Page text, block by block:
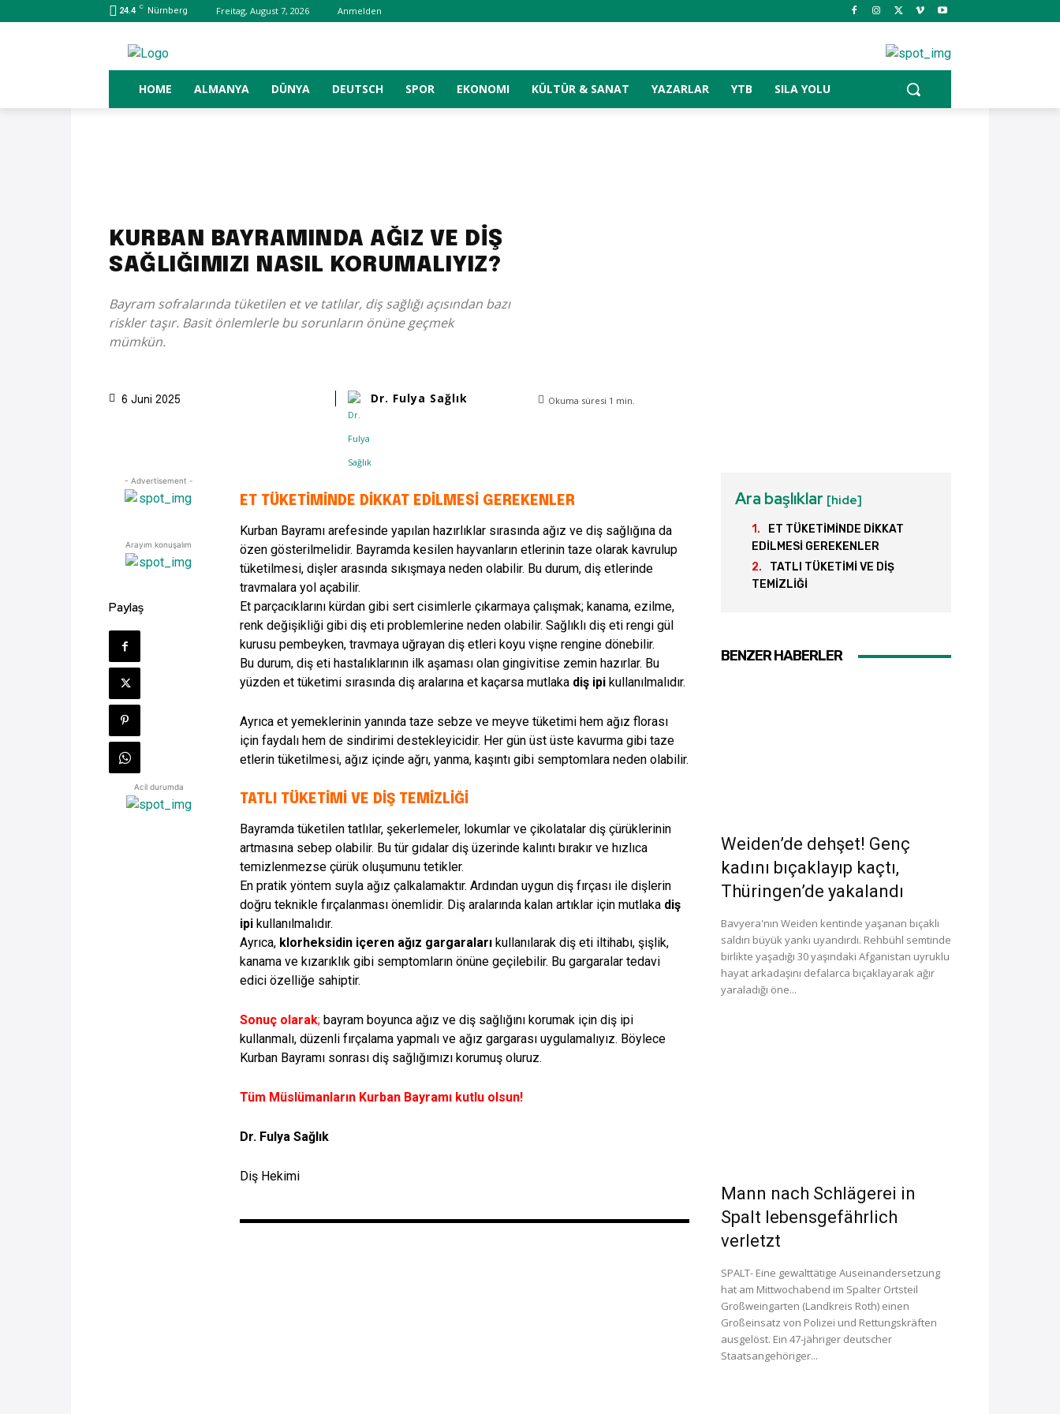
24.4 C Nürnberg Freitag, August 7, 2026 Anmelden
HOME ALMANYA DÜNYA DEUTSCH SPOR EKONOMI KÜLTÜR & SANAT YAZARLAR YTB SILA YOLU
KURBAN BAYRAMINDA AĞIZ VE DİŞ
SAĞLIĞIMIZI NASIL KORUMALIYIZ?
Bayram sofralarında tüketilen et ve tatlılar, diş sağlığı açısından bazı
riskler taşır. Basit önlemlerle bu sorunların önüne geçmek
mümkün.
6 Juni 2025 Dr. Fulya Sağlık Okuma süresi 1 min.
- Advertisement -
Arayım konuşalım
Paylaş
Acil durumda
ET TÜKETİMİNDE DİKKAT EDİLMESİ GEREKENLER
Kurban Bayramı arefesinde yapılan hazırlıklar sırasında ağız ve diş sağlığına da
özen gösterilmelidir. Bayramda kesilen hayvanların etlerinin taze olarak kavrulup
tüketilmesi, dişler arasında sıkışmaya neden olabilir. Bu durum, diş etlerinde
travmalara yol açabilir.
Et parçacıklarını kürdan gibi sert cisimlerle çıkarmaya çalışmak; kanama, ezilme,
renk değişikliği gibi diş eti problemlerine neden olabilir. Sağlıklı diş eti rengi gül
kurusu pembeyken, travmaya uğrayan diş etleri koyu vişne rengine dönebilir.
Bu durum, diş eti hastalıklarının ilk aşaması olan gingivitise zemin hazırlar. Bu
yüzden et tüketimi sırasında diş aralarına et kaçarsa mutlaka diş ipi kullanılmalıdır.
Ayrıca et yemeklerinin yanında taze sebze ve meyve tüketimi hem ağız florası
için faydalı hem de sindirimi destekleyicidir. Her gün üst üste kavurma gibi taze
etlerin tüketilmesi, ağız içinde ağrı, yanma, kaşıntı gibi semptomlara neden olabilir.
TATLI TÜKETİMİ VE DİŞ TEMİZLİĞİ
Bayramda tüketilen tatlılar, şekerlemeler, lokumlar ve çikolatalar diş çürüklerinin
artmasına sebep olabilir. Bu tür gıdalar diş üzerinde kalıntı bırakır ve hızlıca
temizlenmezse çürük oluşumunu tetikler.
En pratik yöntem suyla ağız çalkalamaktır. Ardından uygun diş fırçası ile dişlerin
doğru teknikle fırçalanması önemlidir. Diş aralarında kalan artıklar için mutlaka diş
ipi kullanılmalıdır.
Ayrıca, klorheksidin içeren ağız gargaraları kullanılarak diş eti iltihabı, şişlik,
kanama ve kızarıklık gibi semptomların önüne geçilebilir. Bu gargaralar tedavi
edici özelliğe sahiptir.
Sonuç olarak; bayram boyunca ağız ve diş sağlığını korumak için diş ipi
kullanmalı, düzenli fırçalama yapmalı ve ağız gargarası uygulamalıyız. Böylece
Kurban Bayramı sonrası diş sağlığımızı korumuş oluruz.
Tüm Müslümanların Kurban Bayramı kutlu olsun!
Dr. Fulya Sağlık
Diş Hekimi
Ara başlıklar [hide]
ET TÜKETİMİNDE DİKKAT
EDİLMESİ GEREKENLER
TATLI TÜKETİMİ VE DİŞ
TEMİZLİĞİ
BENZER HABERLER
Weiden’de dehşet! Genç
kadını bıçaklayıp kaçtı,
Thüringen’de yakalandı
Bavyera'nın Weiden kentinde yaşanan bıçaklı
saldırı büyük yankı uyandırdı. Rehbühl semtinde
birlikte yaşadığı 30 yaşındaki Afganistan uyruklu
hayat arkadaşını defalarca bıçaklayarak ağır
yaraladığı öne...
Mann nach Schlägerei in
Spalt lebensgefährlich
verletzt
SPALT- Eine gewalttätige Auseinandersetzung
hat am Mittwochabend im Spalter Ortsteil
Großweingarten (Landkreis Roth) einen
Großeinsatz von Polizei und Rettungskräften
ausgelöst. Ein 47-jähriger deutscher
Staatsangehöriger...